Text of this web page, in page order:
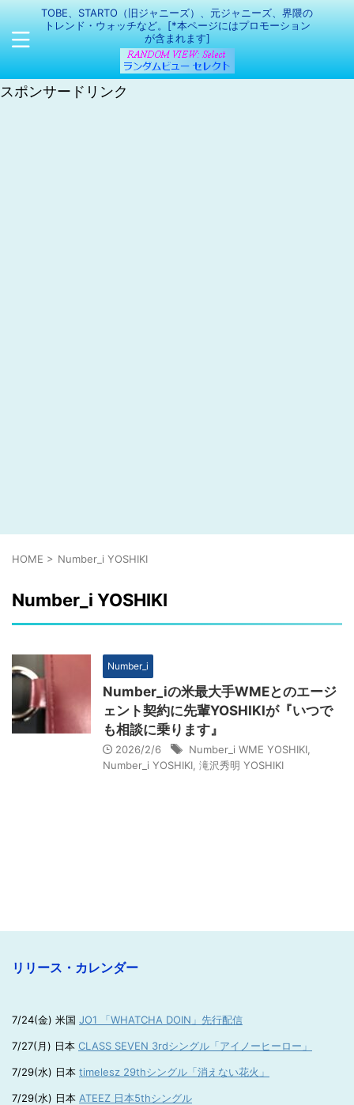
TOBE、STARTO（旧ジャニーズ）、元ジャニーズ、界隈の
トレンド・ウォッチなど。[*本ページにはプロモーション
が含まれます]
スポンサードリンク
HOME > Number_i YOSHIKI
Number_i YOSHIKI
Number_i
Number_iの米最大手WMEとのエージ
ェント契約に先輩YOSHIKIが『いつで
も相談に乗ります』
2026/2/6 Number_i WME YOSHIKI
Number_i YOSHIKI 滝沢秀明 YOSHIKI
リリース・カレンダー
7/24(金) 米国 JO1 「WHATCHA DOIN」先行配信
7/27(月) 日本 CLASS SEVEN 3rdシングル「アイノーヒーロー」
7/29(水) 日本 timelesz 29thシングル「消えない花火」
7/29(水) 日本 ATEEZ 日本5thシングル